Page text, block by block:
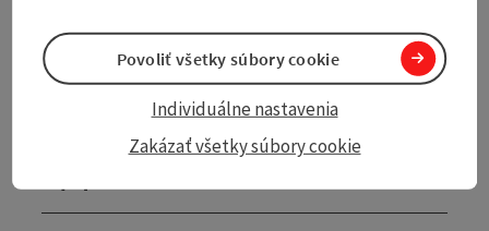
Camping details
Campsite - Parking spots
Zakázať všetky súbory cookie
Individuálne nastavenia
Povoliť všetky súbory cookie